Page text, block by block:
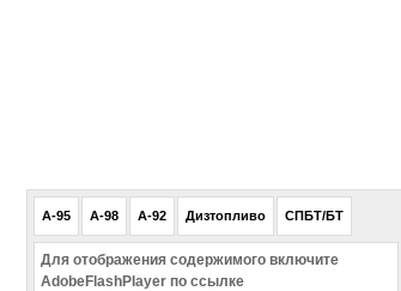
A-95 A-98 A-92 Дизтопливо СПБТ/БТ
Для отображения содержимого включите
AdobeFlashPlayer по ссылке